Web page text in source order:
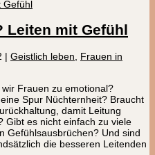
Leiten mit Gefühl
| Geistlich leben
Frauen in
Frauen zu emotional?
Spur Nüchternheit? Braucht
damit Leitung
Gibt es nicht einfach zu viele
Gefühlsausbrüchen? Und sind
die besseren Leitenden